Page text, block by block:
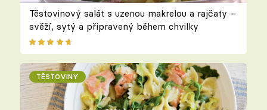
Těstovinový salát s uzenou makrelou a rajčaty –
svěží, sytý a připravený během chvilky
TĚSTOVINY